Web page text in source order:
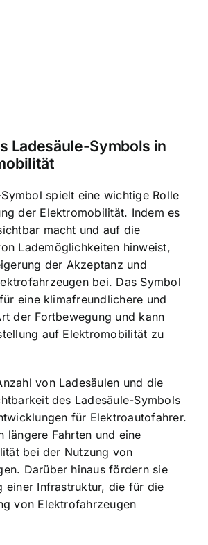
Ladesäule-Symbols in
spielt eine wichtige Rolle
der Elektromobilität. Indem es
macht und auf die
Lademöglichkeiten hinweist,
der Akzeptanz und
bei. Das Symbol
eine klimafreundlichere und
der Fortbewegung und kann
auf Elektromobilität zu
von Ladesäulen und die
des Ladesäule-Symbols
für Elektroautofahrer.
längere Fahrten und eine
bei der Nutzung von
Darüber hinaus fördern sie
einer Infrastruktur, die für die
von Elektrofahrzeugen